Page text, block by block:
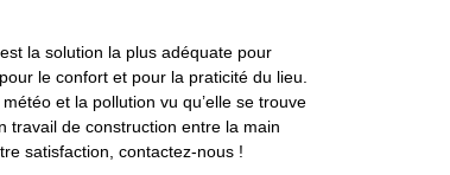
la solution la plus adéquate pour
le confort et pour la praticité du lieu.
et la pollution vu qu’elle se trouve
travail de construction entre la main
satisfaction, contactez-nous !